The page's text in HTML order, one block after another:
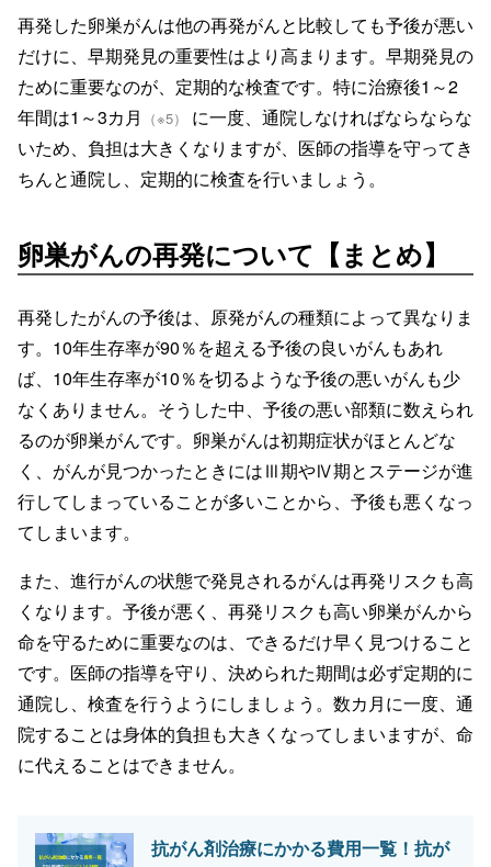
再発した卵巣がんは他の再発がんと比較しても予後が悪い
だけに、早期発見の重要性はより高まります。早期発見の
ために重要なのが、定期的な検査です。特に治療後1～2
年間は1～3カ月 （※5） に一度、通院しなければならならな
いため、負担は大きくなりますが、医師の指導を守ってき
ちんと通院し、定期的に検査を行いましょう。
卵巣がんの再発について【まとめ】
再発したがんの予後は、原発がんの種類によって異なりま
す。10年生存率が90％を超える予後の良いがんもあれ
ば、10年生存率が10％を切るような予後の悪いがんも少
なくありません。そうした中、予後の悪い部類に数えられ
るのが卵巣がんです。卵巣がんは初期症状がほとんどな
く、がんが見つかったときにはⅢ期やⅣ期とステージが進
行してしまっていることが多いことから、予後も悪くなっ
てしまいます。
また、進行がんの状態で発見されるがんは再発リスクも高
くなります。予後が悪く、再発リスクも高い卵巣がんから
命を守るために重要なのは、できるだけ早く見つけること
です。医師の指導を守り、決められた期間は必ず定期的に
通院し、検査を行うようにしましょう。数カ月に一度、通
院することは身体的負担も大きくなってしまいますが、命
に代えることはできません。
抗がん剤治療にかかる費用一覧！抗が